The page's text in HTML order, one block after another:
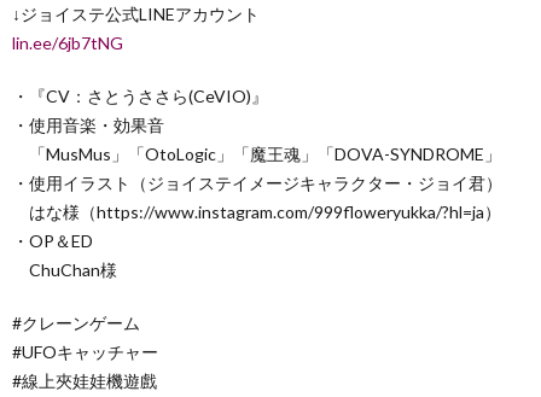
↓ジョイステ公式LINEアカウント
lin.ee/6jb7tNG
・『CV：さとうささら(CeVIO)』
・使用音楽・効果音
「MusMus」「OtoLogic」「魔王魂」「DOVA-SYNDROME」
・使用イラスト（ジョイステイメージキャラクター・ジョイ君）
はな様（https://www.instagram.com/999floweryukka/?hl=ja）
・OP＆ED
ChuChan様
#クレーンゲーム
#UFOキャッチャー
#線上夾娃娃機遊戲